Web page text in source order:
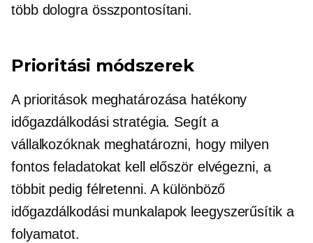
több dologra összpontosítani.
Prioritási módszerek
A prioritások meghatározása hatékony
időgazdálkodási stratégia. Segít a
vállalkozóknak meghatározni, hogy milyen
fontos feladatokat kell először elvégezni, a
többit pedig félretenni. A különböző
időgazdálkodási munkalapok leegyszerűsítik a
folyamatot.